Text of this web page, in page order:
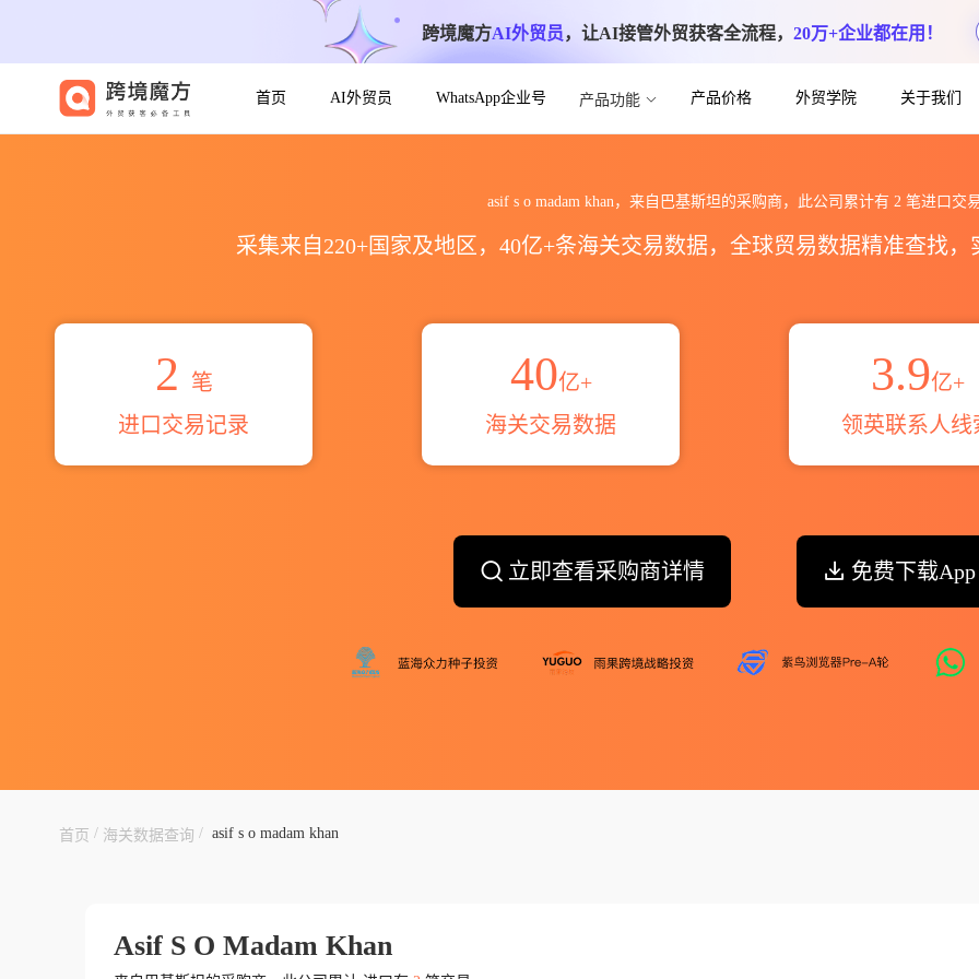
跨境魔方AI外贸员，让AI接管外贸获客全流程， 20万+企业都在用！
首页 AI外贸员 WhatsApp企业号 产品功能 产品价格 外贸学院 关于我们
asif s o madam khan，来自巴基斯坦的采购商，此公司累计有 2笔进口交
采集来自220+国家及地区，40亿+条海关交易数据，全球贸易数据精准查找
2
笔
进口交易记录
40亿+
海关交易数据
3.9亿+
领英联系人线
立即查看采购商详情 免费下载App
首页 / 海关数据查询 / asif s o madam khan
Asif S O Madam Khan